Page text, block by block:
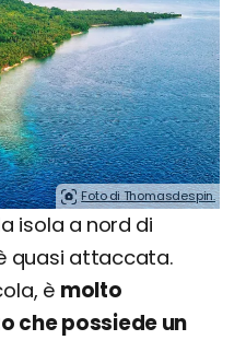
Foto di Thomasdespin.
isola a nord di
quasi attaccata.
è molto
che possiede un